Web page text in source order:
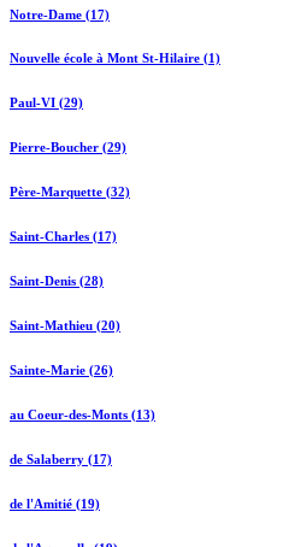
Notre-Dame (17)
Nouvelle école à Mont St-Hilaire (1)
Paul-VI (29)
Pierre-Boucher (29)
Père-Marquette (32)
Saint-Charles (17)
Saint-Denis (28)
Saint-Mathieu (20)
Sainte-Marie (26)
au Coeur-des-Monts (13)
de Salaberry (17)
de l'Amitié (19)